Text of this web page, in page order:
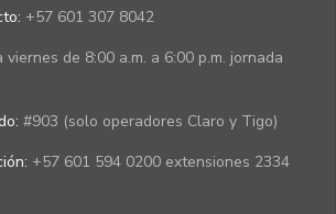
+57 601 307 8042
viernes de 8:00 a.m. a 6:00 p.m. jornada
#903 (solo operadores Claro y Tigo)
+57 601 594 0200 extensiones 2334